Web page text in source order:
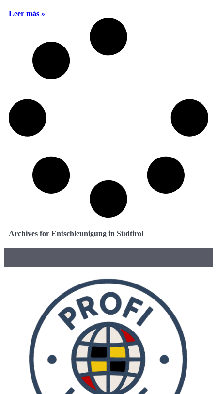
Leer más »
Archives for Entschleunigung in Südtirol